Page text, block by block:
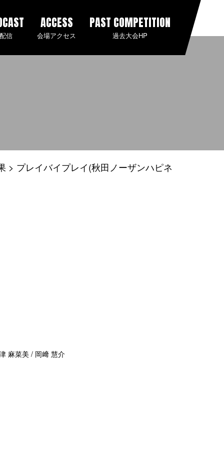
信
ACCESS
会場アクセス
PAST COMPETITION
過去大会HP
プレイバイプレイ(秋田ノーザンハピネ
麻菜美 / 岡﨑 慧介